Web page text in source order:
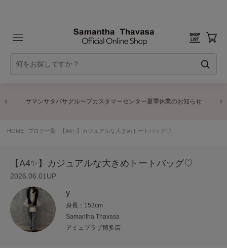
サマンサタバサグループカスタマーセンター夏季休業のお知らせ
HOME ブログ一覧 【A4✨】カジュアルな大きめトートバッグ♡
【A4✨】カジュアルな大きめトートバッグ♡
2026.06.01UP
y
Samantha Thavasa
身長：153cm
アミュプラザ博多店